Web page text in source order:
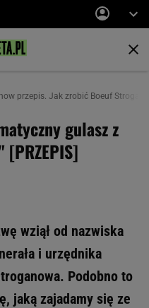
przepis. Jak zrobić Boeuf
gulasz z
wziął od nazwiska
i urzędnika
Podobno to
jaką zajadamy się ze